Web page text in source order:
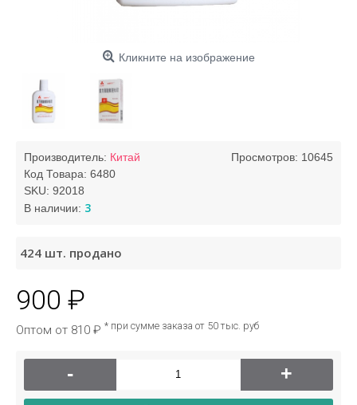
Кликните на изображение
Просмотров: 10645
Производитель: Китай
Код Товара: 6480
SKU: 92018
В наличии: 3
424 шт. продано
900 ₽
Оптом от 810 ₽ * при сумме заказа от 50 тыс. руб
- +